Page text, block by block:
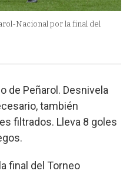
Nacional por la final del
de Peñarol. Desnivela
también
filtrados. Lleva 8 goles
final del Torneo